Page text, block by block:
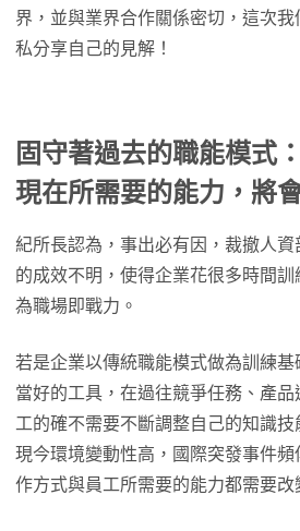
界，並與業界合作關係密切，這次
私分享自己的見解！
固守著過去的職能模式
現在所需要的能力，將
紀所長認為，事出必有因，裁撤人資
的成效不明，使得企業花很多時間
為職場即戰力。
若是企業以傳統職能模式做為訓練
當好的工具，在過往競爭任務、產
工的確不需要不斷調整自己的知識
現今環境變動性高，國際突發事件
作方式與員工所需要的能力都需要改